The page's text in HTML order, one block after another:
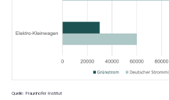
Quelle: Fraunhofer Institut